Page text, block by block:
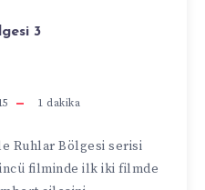
3
1 dakika
Ruhlar Bölgesi serisi
filminde ilk iki filmde